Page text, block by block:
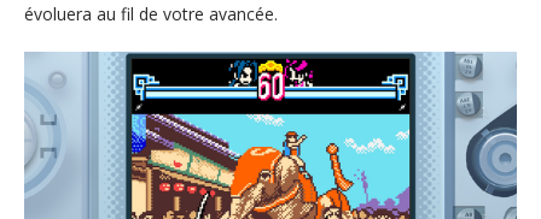
évoluera au fil de votre avancée.